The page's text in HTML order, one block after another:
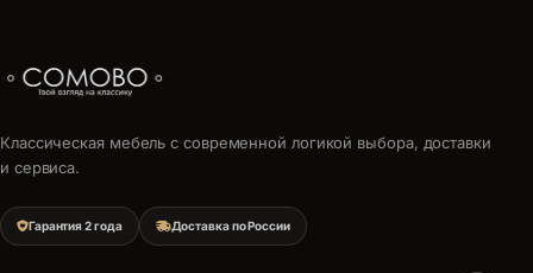
Классическая мебель с современной логикой выбора, доставки
и сервиса.
Гарантия 2 года Доставка по России